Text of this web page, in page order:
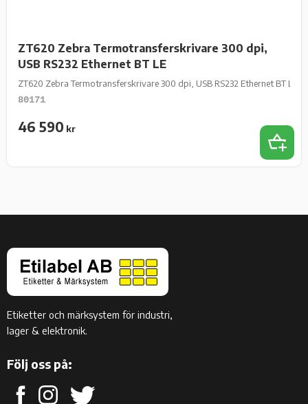
ZT620 Zebra Termotransferskrivare 300 dpi,
USB RS232 Ethernet BT LE
ZT620 Zebra Termotransferskrivare 300 dpi, USB RS232 Ethernet BT LE
80171
46 590 kr
Add
Etiketter och märksystem för industri,
lager & elektronik.
Följ oss på: